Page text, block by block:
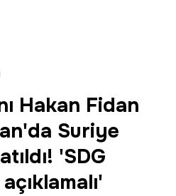
Hakan Fidan
Suriye
'SDG